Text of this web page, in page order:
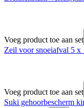
Voeg product toe aan set
Zeil voor snoeiafval 5 x
Voeg product toe aan set
Suki gehoorbescherm